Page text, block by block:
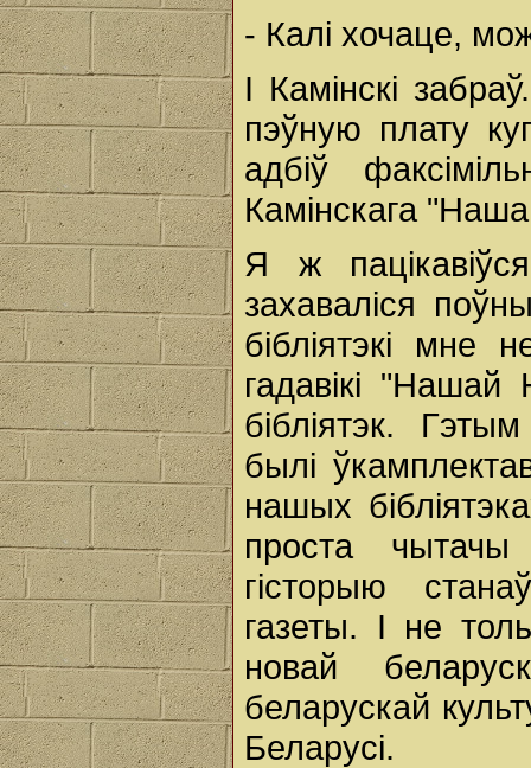
- Калі хочаце,
I Камінскі
пэўную плату
адбіў
Камінскага
Я ж
захаваліся
бібліятэкі мне
гадавікі
бібліятэк.
былі
нашых
проста чытачы
гісторыю
газеты. I не
новай
беларускай
Беларусі.